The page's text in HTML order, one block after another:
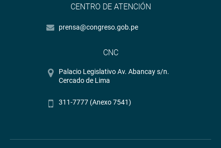
CENTRO DE ATENCIÓN
prensa@congreso.gob.pe
CNC
Palacio Legislativo Av. Abancay s/n.
Cercado de Lima
311-7777 (Anexo 7541)